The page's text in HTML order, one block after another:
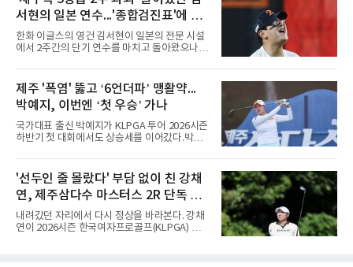
지고 있다. 여기에 장마, 이
25-17, 25-10)로 물리치고 우승을 차지했다.첫
세트를 13-25로 내주며 불안하게 출발한 중앙여
고는 이후 조직력을 되찾아 2세트부터 경기 주
도권을 완전히 장악했다. 강한 서브와 탄탄한 수
비를 앞세워 내리 세 세트를 따내며 짜릿한 역전
권대회 결승에서 모두 선명여고에 패해 준우승
에 머물렀다. 그러나 세 번째
서현의 일본 연수...'종합검진표'에 불
과
한화 이글스의 영건 김서현이 일본의 전문 시설
에서 2주간의 단기 연수를 마치고 돌아왔으나,
출하며 야구 팬들과 전문가들 사이에 씁쓸한 뒷
맛을 남기고 있다.출국 당시만 해도 선수의 고질
적인 제구 문제를 해결할 특효약이 될 것처럼 포
장되었던 이번 연수는, 뚜껑을 열어보니 '제구력
5등급에게 2주짜리 족집게 과외를 붙여 1등급을
기대한 꼴'이었다는 냉정한 평가를 피하기 어렵
게 됐다.야구에서 투수의 제구력은 오랜 시간 투
오차나 하체 활용의 불균형은 수백, 수천 번의
교정 훈련과 실전 피드
제주 '폭염' 뚫고 ‘6언더파’ 맹활약...
박예지, 이번엔 ‘첫 우승’ 가나
국가대표 출신 박예지가 KLPGA 투어 2026시즌
하반기 첫 대회에서도 상승세를 이어갔다.박예
서 열린 KLPGA 투어 제주삼다수 마스터스 1라
운드에서 보기 없이 버디만 6개를 잡아내며 6언
더파 66타를 쳤다. 박예지는 서어진, 신다인과
선두권을 형성했다.이날 경기가 열린 테디밸리
골프앤리조트 역시 전국적 폭염을 피해가지 못
했다. 대회장의 최고 기온은 35도에 달했다. 섬
지역 특성상 습도가 높아 체감온도는 더 높게 느
'선두인 줄 몰랐다' 부담 없이 친 강채
연, 제주삼다수 마스터스 2R 단독 선
두
내려갔던 자리에서 다시 정상을 바라본다. 강채
연이 2026시즌 한국여자프로골프(KLPGA) 투어